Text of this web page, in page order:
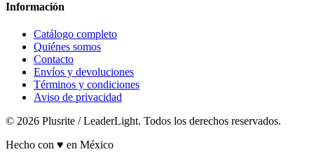
Información
Catálogo completo
Quiénes somos
Contacto
Envíos y devoluciones
Términos y condiciones
Aviso de privacidad
© 2026 Plusrite / LeaderLight. Todos los derechos reservados.
Hecho con ♥ en México